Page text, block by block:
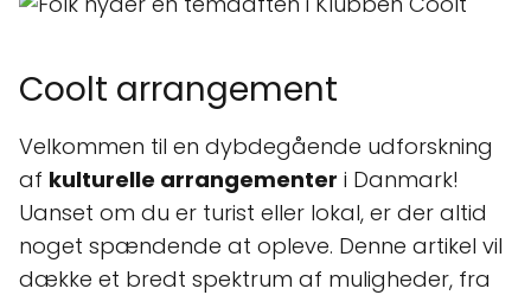
Coolt arrangement
Velkommen til en dybdegående udforskning
af kulturelle arrangementer i Danmark!
Uanset om du er turist eller lokal, er der altid
noget spændende at opleve. Denne artikel vil
dække et bredt spektrum af muligheder, fra